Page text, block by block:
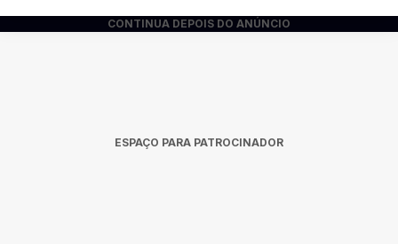
CONTINUA DEPOIS DO ANÚNCIO
ESPAÇO PARA PATROCINADOR